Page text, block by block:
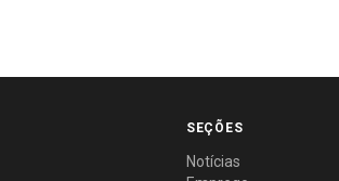
SEÇÕES
Notícias